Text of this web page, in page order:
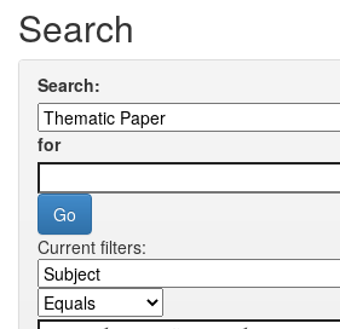
Search
Search:
for
Current filters: